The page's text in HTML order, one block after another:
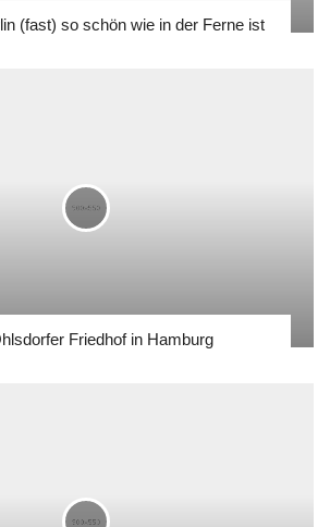
(fast) so schön wie in der Ferne ist
Friedhof in Hamburg